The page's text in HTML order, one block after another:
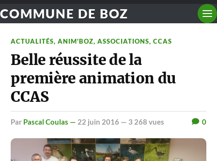
COMMUNE DE BOZ
ACTUALITÉS,ANIM'BOZ,ASSOCIATIONS,CCAS
Belle réussite de la
première animation du
CCAS
par Pascal Coulas — 22 juin 2016 — 3 268 vues 0